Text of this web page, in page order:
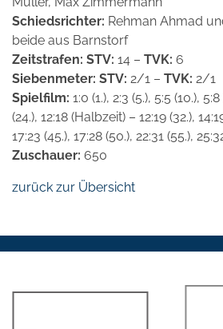
Schiedsrichter: Rehman Ahmad
beide aus Barnstorf
Zeitstrafen: STV: 14 – TVK: 6
Siebenmeter: STV: 2/1 – TVK: 2/1
Spielfilm: 1:0 (1.), 2:3 (5.), 5:5 (10.),
(24.), 12:18 (Halbzeit) – 12:19 (32.),
17:23 (45.), 17:28 (50.), 22:31 (55.),
Zuschauer: 650
zurück zur Übersicht